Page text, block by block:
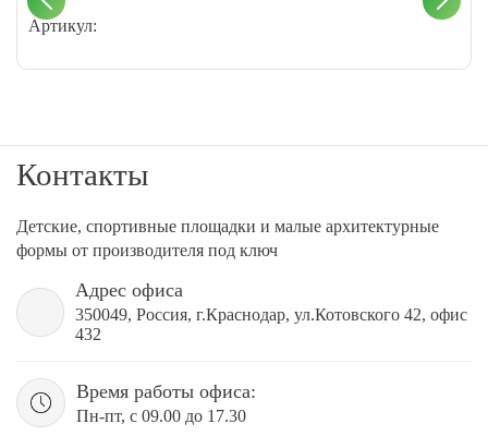
Артикул:
Контакты
Детские, спортивные площадки и малые архитектурные
формы от производителя под ключ
Адрес офиса
350049, Россия, г.Краснодар, ул.Котовского 42, офис
432
Время работы офиса:
Пн-пт, с 09.00 до 17.30